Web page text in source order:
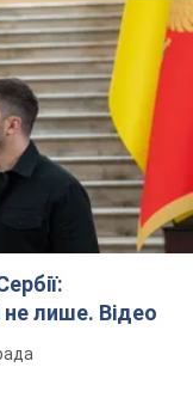
не лише. Відео
23-й день
з
протестів